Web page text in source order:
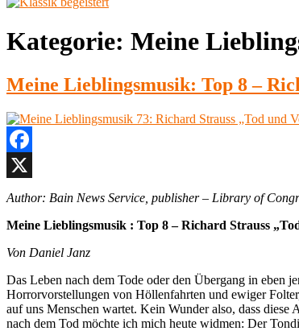
Kategorie: Meine
Meine Lieblingsmusik: Top 8 –
Facebook
X
Author: Bain News Service, publisher – Library of
Meine Lieblingsmusik : Top 8 – Richard Strauss
Von Daniel Janz
Das Leben nach dem Tode oder den Übergang in eben
Horrorvorstellungen von Höllenfahrten und ewiger
auf uns Menschen wartet. Kein Wunder also, dass
nach dem Tod möchte ich mich heute widmen: Der